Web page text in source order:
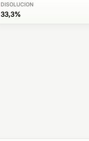
DISOLUCION
33,3%